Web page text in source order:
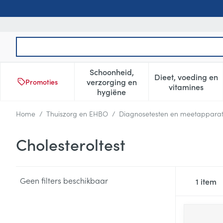
Promoties
Schoonheid,
verzorging en
hygiëne
Toon submenu voor
Dieet, voeding en
vitamines
Toon
Home / Thuiszorg en EHBO / Diagnosetesten en
Cholesteroltest
Geen filters beschikbaar 1 item